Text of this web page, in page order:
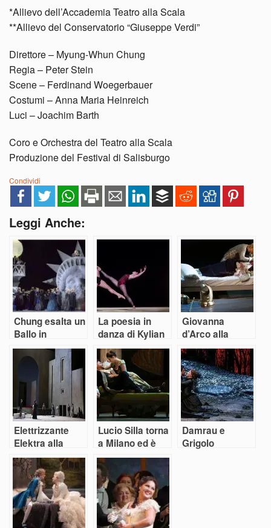
*Allievo dell’Accademia Teatro alla Scala
**Allievo del Conservatorio “Giuseppe Verdi”
Direttore – Myung-Whun Chung
Regia – Peter Stein
Scene – Ferdinand Woegerbauer
Costumi – Anna Maria Heinreich
Luci – Joachim Barth
Coro e Orchestra del Teatro alla Scala
Produzione del Festival di Salisburgo
Condividi
Leggi Anche:
Chung esalta un
Ballo in
maschera a
stelle e strisce
La poesia in
danza di Kylian
per i 30 anni dei
Ballets de
Monte Carlo
Giovanna
d’Arco alla
Scala
Elettrizzante
Elektra alla
Scala di Milano
Lucio Silla torna
a Milano ed è
successo
Damrau e
Grigolo